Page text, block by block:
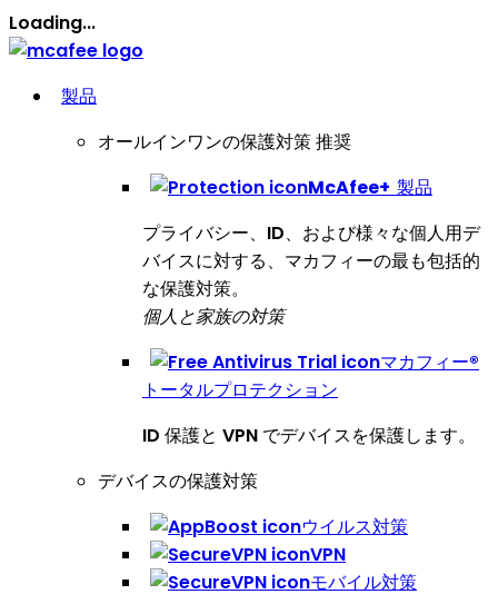
Loading...
製品
オールインワンの保護対策推奨
McAfee+ 製品
プライバシー、ID、および様々な個人用デ
バイスに対する、マカフィーの最も包括的
な保護対策。
個人と家族の対策
マカフィー®
トータルプロテクション
ID 保護と VPN でデバイスを保護します。
デバイスの保護対策
ウイルス対策
VPN
モバイル対策